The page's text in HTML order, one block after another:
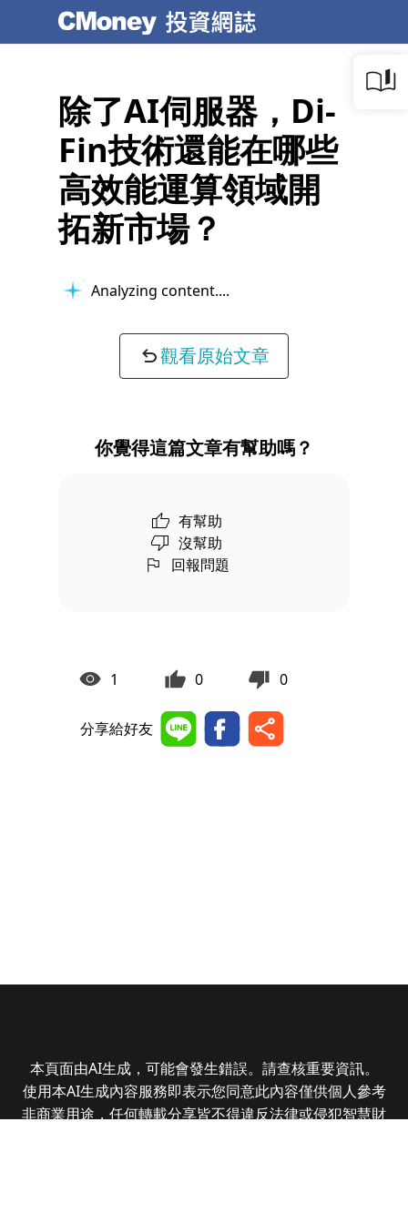
除了AI伺服器，Di-
Fin技術還能在哪些
高效能運算領域開
拓新市場？
Analyzing content...
觀看原始文章
你覺得這篇文章有幫助嗎？
有幫助
沒幫助
回報問題
1 0 0
分享給好友
本頁面由AI生成，可能會發生錯誤。請查核重要資訊。
使用本AI生成內容服務即表示您同意此內容僅供個人參考
非商業用途，任何轉載分享皆不得違反法律或侵犯智慧財